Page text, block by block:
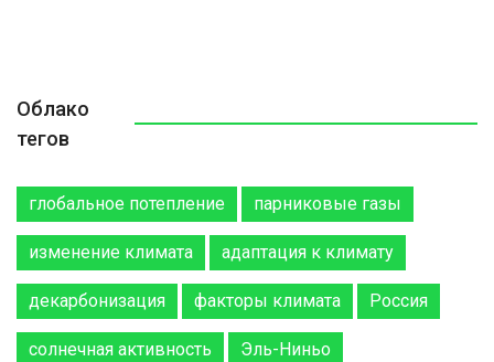
Облако
тегов
глобальное потепление парниковые газы
изменение климата адаптация к климату
декарбонизация факторы климата Россия
солнечная активность Эль-Ниньо